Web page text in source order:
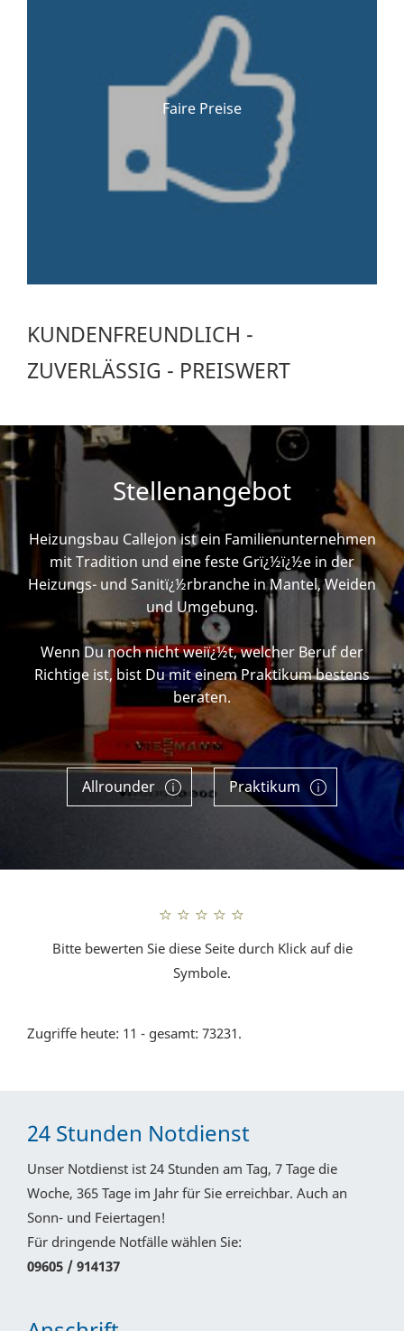
Faire Preise
KUNDENFREUNDLICH -
ZUVERLÄSSIG - PREISWERT
Stellenangebot
Heizungsbau Callejon ist ein Familienunternehmen
mit Tradition und eine feste Grï¿½ï¿½e in der
Heizungs- und Sanitï¿½rbranche in Mantel, Weiden
und Umgebung.
Wenn Du noch nicht weiï¿½t, welcher Beruf der
Richtige ist, bist Du mit einem Praktikum bestens
beraten.
Allrounder Praktikum
Bitte bewerten Sie diese Seite durch Klick auf die
Symbole.
Zugriffe heute: 11 - gesamt: 73231.
24 Stunden Notdienst
Unser Notdienst ist 24 Stunden am Tag, 7 Tage die
Woche, 365 Tage im Jahr für Sie erreichbar. Auch an
Sonn- und Feiertagen!
Für dringende Notfälle wählen Sie:
09605 / 914137